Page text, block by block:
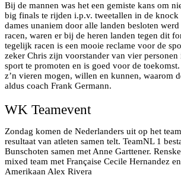
Bij de mannen was het een gemiste kans om
big finals te rijden i.p.v. tweetallen in de
dames unaniem door alle landen besloten
racen, waren er bij de heren landen tegen dit
tegelijk racen is een mooie reclame voor de
zeker Chris zijn voorstander van vier personen
sport te promoten en is goed voor de
z’n vieren mogen, willen en kunnen, waarom
aldus coach Frank Germann.
WK Teamevent
Zondag komen de Nederlanders uit op het
resultaat van atleten samen telt. TeamNL 1
Bunschoten samen met Anne Garttener.
mixed team met Française Cecile Hernandez
Amerikaan Alex Rivera